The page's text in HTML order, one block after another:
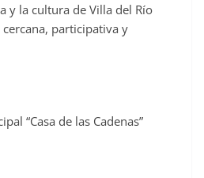
y la cultura de Villa del Río
participativa y
“Casa de las Cadenas”